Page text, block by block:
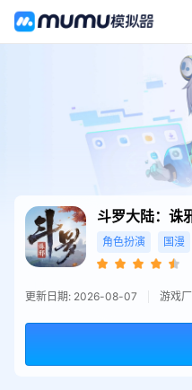
斗罗大陆：诛
角色扮演 国漫
更新日期: 2026-08-07 游戏